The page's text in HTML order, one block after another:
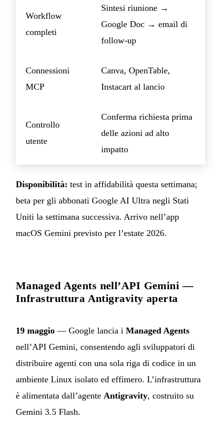
Workflow
completi
Sintesi riunione →
Google Doc → email di
follow-up
Connessioni
MCP
Canva, OpenTable,
Instacart al lancio
Controllo
utente
Conferma richiesta prima
delle azioni ad alto
impatto
Disponibilità: test in affidabilità questa settimana;
beta per gli abbonati Google AI Ultra negli Stati
Uniti la settimana successiva. Arrivo nell’app
macOS Gemini previsto per l’estate 2026.
Managed Agents nell’API Gemini —
Infrastruttura Antigravity aperta
19 maggio — Google lancia i Managed Agents
nell’API Gemini, consentendo agli sviluppatori di
distribuire agenti con una sola riga di codice in un
ambiente Linux isolato ed effimero. L’infrastruttura
è alimentata dall’agente Antigravity, costruito su
Gemini 3.5 Flash.